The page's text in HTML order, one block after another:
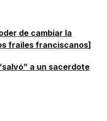
de cambiar la
frailes franciscanos]
a un sacerdote